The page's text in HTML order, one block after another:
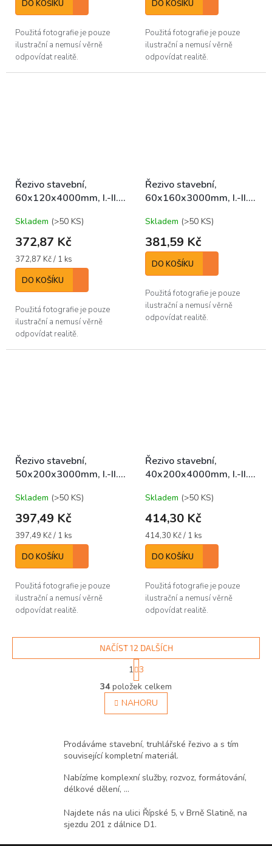
DO KOŠÍKU
Použitá fotografie je pouze
ilustrační a nemusí věrně
odpovídat realitě.
DO KOŠÍKU
Použitá fotografie je pouze
ilustrační a nemusí věrně
odpovídat realitě.
Řezivo stavební,
60x120x4000mm, I.-II.,
Skladem (>50 KS)
372,87 Kč
Měrná
cena:
372,87 Kč / 1 ks
DO KOŠÍKU
Použitá fotografie je pouze
ilustrační a nemusí věrně
odpovídat realitě.
Řezivo stavební,
60x160x3000mm, I.-II.,
Skladem (>50 KS)
381,59 Kč
DO KOŠÍKU
Použitá fotografie je pouze
ilustrační a nemusí věrně
odpovídat realitě.
Řezivo stavební,
50x200x3000mm, I.-II.,
Skladem (>50 KS)
397,49 Kč
Měrná
cena:
397,49 Kč / 1 ks
DO KOŠÍKU
Použitá fotografie je pouze
ilustrační a nemusí věrně
odpovídat realitě.
Řezivo stavební,
40x200x4000mm, I.-II.,
Skladem (>50 KS)
414,30 Kč
Měrná
cena:
414,30 Kč / 1 ks
DO KOŠÍKU
Použitá fotografie je pouze
ilustrační a nemusí věrně
odpovídat realitě.
O
v
l
á
c
í
p
r
k
y
v
ý
NAČÍST 12 DALŠÍCH
S
t
r
á
n
k
á
n
1 3
34položek celkem
NAHORU
Prodáváme stavební, truhlářské řezivo a s tím
související kompletní materiál.
Nabízíme komplexní služby, rozvoz, formátování,
délkové dělení, ...
Najdete nás na ulici Řípské 5, v Brně Slatině, na
sjezdu 201 z dálnice D1.